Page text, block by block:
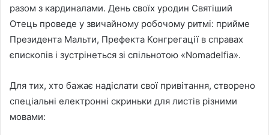
разом з кардиналами. День своїх уродин Святіший
Отець проведе у звичайному робочому ритмі: прийме
Президента Мальти, Префекта Конгрегації в справах
єпископів і зустрінеться зі спільнотою «Nomadelfia».
Для тих, хто бажає надіслати свої привітання, створено
спеціальні електронні скриньки для листів різними
мовами: